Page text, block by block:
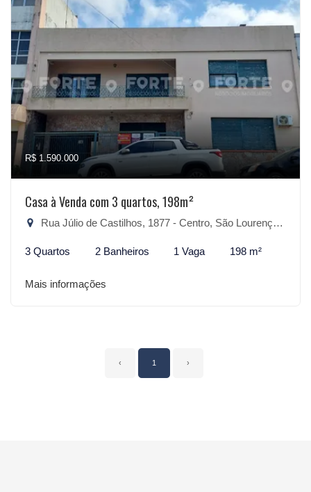
R$ 1.590.000
Casa à Venda com 3 quartos, 198m²
Rua Júlio de Castilhos, 1877 - Centro, São Lourenço do Sul-RS
3 Quartos 2 Banheiros 1 Vaga 198 m²
Mais informações
‹ 1 ›